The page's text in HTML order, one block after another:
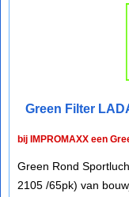
Green Filter
bij IMPROMAXX een
Green Rond
2105 /65pk) van